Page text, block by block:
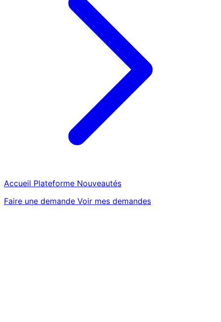
Accueil Plateforme Nouveautés
Faire une demande Voir mes demandes